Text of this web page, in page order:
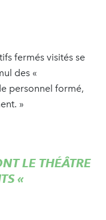
fermés visités se
des «
personnel formé,
»
LE THÉÂTRE
«